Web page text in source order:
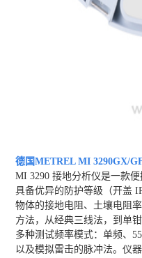
德国METREL MI 3290GX/
MI 3290 接地分析仪是一款
具备优异的防护等级（开盖
物体的接地电阻、土壤电阻
方法，从经典三线法，到单
多种测试频率模式：单频、
以及模拟雷击的脉冲法。仪